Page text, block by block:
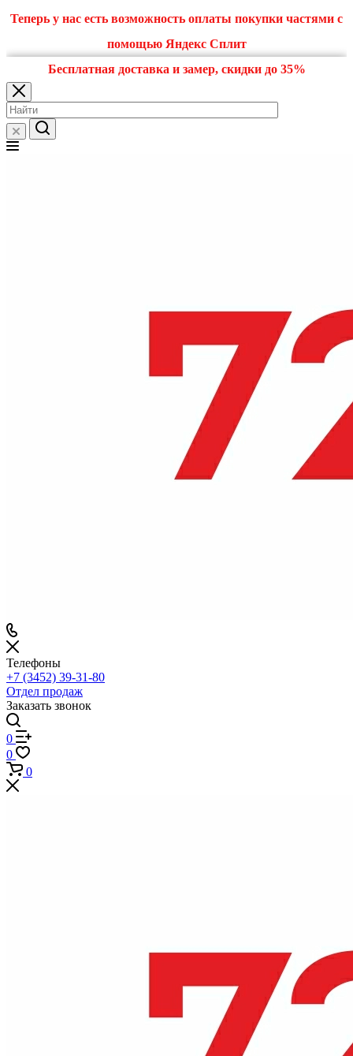
Теперь у нас есть возможность оплаты покупки частями с
помощью Яндекс Сплит
Бесплатная доставка и замер, скидки до 35%
Телефоны
+7 (3452) 39-31-80
Отдел продаж
Заказать звонок
0
0
0